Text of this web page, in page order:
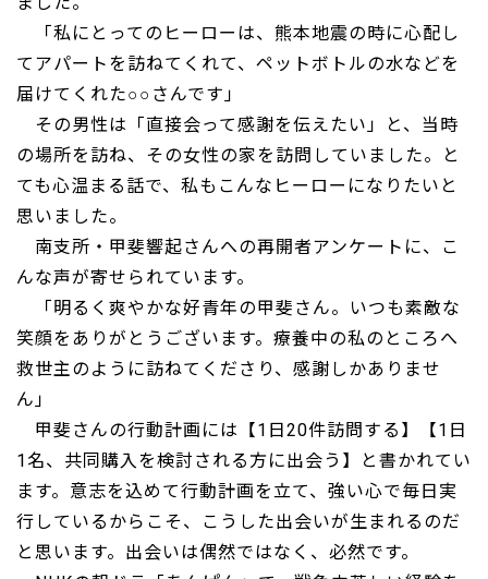
「私にとってのヒーローは、熊本地震の時に心配し
てアパートを訪ねてくれて、ペットボトルの水などを
届けてくれた○○さんです」
その男性は「直接会って感謝を伝えたい」と、当時
の場所を訪ね、その女性の家を訪問していました。と
ても心温まる話で、私もこんなヒーローになりたいと
思いました。
南支所・甲斐響起さんへの再開者アンケートに、こ
んな声が寄せられています。
「明るく爽やかな好青年の甲斐さん。いつも素敵な
笑顔をありがとうございます。療養中の私のところへ
救世主のように訪ねてくださり、感謝しかありませ
ん」
甲斐さんの行動計画には【1日20件訪問する】【1日
1名、共同購入を検討される方に出会う】と書かれてい
ます。意志を込めて行動計画を立て、強い心で毎日実
行しているからこそ、こうした出会いが生まれるのだ
と思います。出会いは偶然ではなく、必然です。